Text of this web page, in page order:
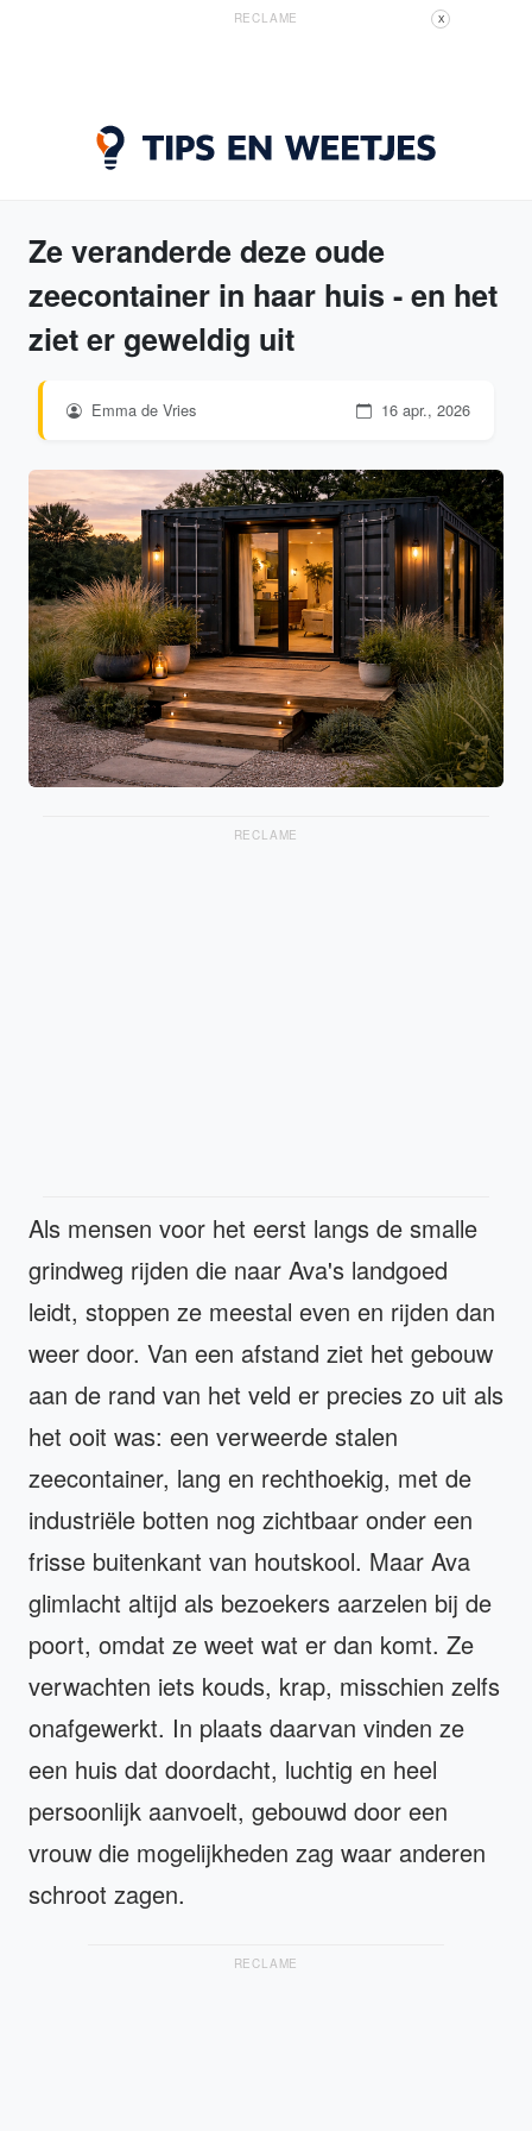
RECLAME X
Ze veranderde deze oude
zeecontainer in haar huis - en het
ziet er geweldig uit
Emma de Vries 16 apr., 2026
RECLAME
Als mensen voor het eerst langs de smalle
grindweg rijden die naar Ava's landgoed
leidt, stoppen ze meestal even en rijden dan
weer door. Van een afstand ziet het gebouw
aan de rand van het veld er precies zo uit als
het ooit was: een verweerde stalen
zeecontainer, lang en rechthoekig, met de
industriële botten nog zichtbaar onder een
frisse buitenkant van houtskool. Maar Ava
glimlacht altijd als bezoekers aarzelen bij de
poort, omdat ze weet wat er dan komt. Ze
verwachten iets kouds, krap, misschien zelfs
onafgewerkt. In plaats daarvan vinden ze
een huis dat doordacht, luchtig en heel
persoonlijk aanvoelt, gebouwd door een
vrouw die mogelijkheden zag waar anderen
schroot zagen.
RECLAME